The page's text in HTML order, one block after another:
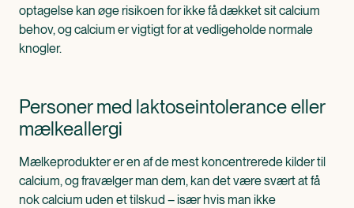
optagelse kan øge risikoen for ikke få dækket sit calcium
behov, og calcium er vigtigt for at vedligeholde normale
knogler.
Personer med laktoseintolerance eller
mælkeallergi
Mælkeprodukter er en af de mest koncentrerede kilder til
calcium, og fravælger man dem, kan det være svært at få
nok calcium uden et tilskud – især hvis man ikke